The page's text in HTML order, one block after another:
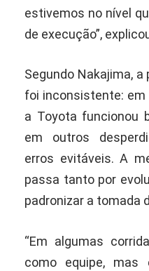
estivemos no nível
de execução”,
Segundo Nakajima,
foi inconsistente:
a Toyota funcionou
em outros
erros evitáveis. A
passa tanto por
padronizar a tomada
“Em algumas
como equipe, mas